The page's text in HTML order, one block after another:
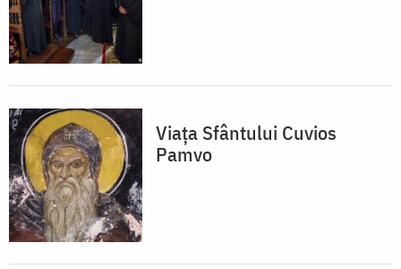
Viața Sfântului Cuvios
Pamvo